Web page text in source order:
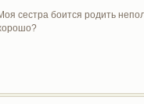
сестра боится родить